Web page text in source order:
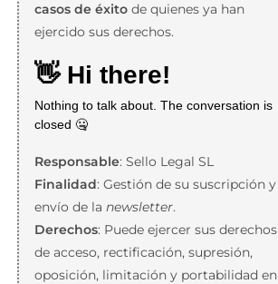
casos de éxitode quienes ya han
ejercido sus derechos.
Responsable: Sello Legal SL
Finalidad: Gestión de su suscripción y
envío de la newsletter.
Derechos: Puede ejercer sus derechos
de acceso, rectificación, supresión,
oposición, limitación y portabilidad en